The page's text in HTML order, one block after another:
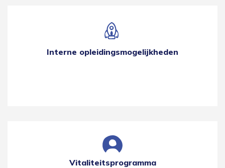
Interne opleidingsmogelijkheden
Vitaliteitsprogramma